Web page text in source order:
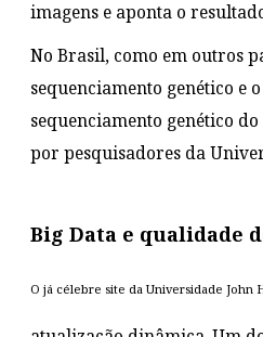
imagens e aponta o
No Brasil, como em outros
sequenciamento genético e
sequenciamento genético
por pesquisadores da
Big Data e qualidade
O já célebre site da Universidade John